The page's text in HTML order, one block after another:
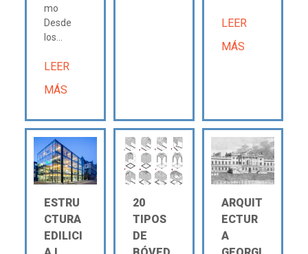
mo
Desde
los...
LEER
MÁS
LEER
MÁS
ESTRU
CTURA
EDILICI
20
TIPOS
DE
ARQUIT
ECTUR
A